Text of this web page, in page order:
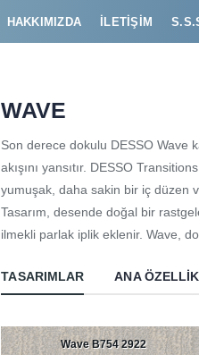
HAKKIMIZDA İLETIŞIM
WAVE
Son derece dokulu DESSO Wave
akışını yansıtır. DESSO
yumuşak, daha sakin bir iç düzen
Tasarım, desende doğal bir
ilmekli parlak iplik eklenir. Wave,
TASARIMLAR ANA
Wave B754 2922